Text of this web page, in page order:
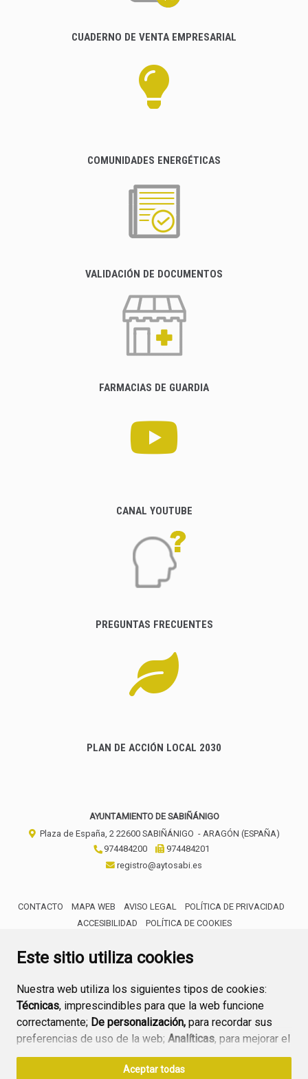
Este sitio utiliza cookies
Nuestra web utiliza los siguientes tipos de cookies:
Técnicas, imprescindibles para que la web funcione
correctamente; De personalización, para recordar sus
preferencias de uso de la web; Analíticas, para mejorar el
funcionamiento de la web y sus servicios.
Aceptar todas
CUADERNO DE VENTA EMPRESARIAL
COMUNIDADES ENERGÉTICAS
VALIDACIÓN DE DOCUMENTOS
FARMACIAS DE GUARDIA
CANAL YOUTUBE
PREGUNTAS FRECUENTES
PLAN DE ACCIÓN LOCAL 2030
AYUNTAMIENTO DE SABIÑÁNIGO
Plaza de España, 2 22600 SABIÑÁNIGO - ARAGÓN (ESPAÑA)
974484200
974484201
registro@aytosabi.es
CONTACTO MAPA WEB AVISO LEGAL
POLÍTICA DE PRIVACIDAD
ACCESIBILIDAD
POLÍTICA DE COOKIES